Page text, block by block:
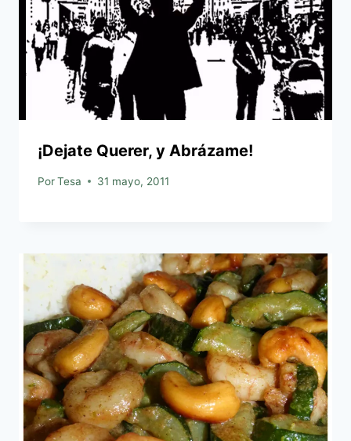
¡Dejate Querer, y Abrázame!
PorTesa 31 mayo, 2011